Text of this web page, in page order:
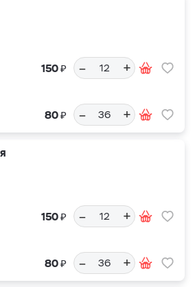
150₽ – +
80₽ – +
150₽ – +
80₽ – +